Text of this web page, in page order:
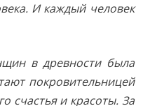
И каждый человек
в древности была
покровительницей
счастья и красоты. За